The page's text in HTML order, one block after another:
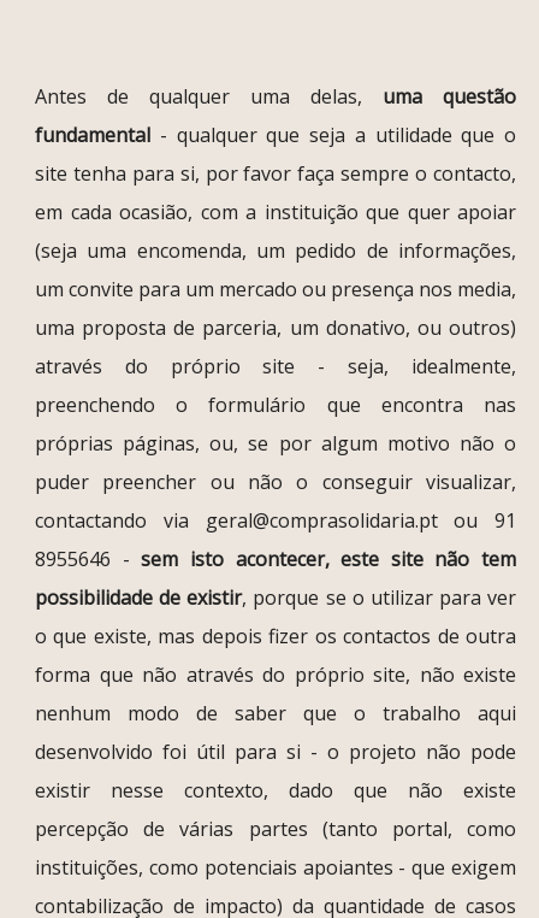
Antes de qualquer uma delas, uma questão
fundamental - qualquer que seja a utilidade que o
site tenha para si, por favor faça sempre o contacto,
em cada ocasião, com a instituição que quer apoiar
(seja uma encomenda, um pedido de informações,
um convite para um mercado ou presença nos media,
uma proposta de parceria, um donativo, ou outros)
através do próprio site - seja, idealmente,
preenchendo o formulário que encontra nas
próprias páginas, ou, se por algum motivo não o
puder preencher ou não o conseguir visualizar,
contactando via geral@comprasolidaria.pt ou 91
8955646 -sem isto acontecer, este site não tem
possibilidade de existir, porque se o utilizar para ver
o que existe, mas depois fizer os contactos de outra
forma que não através do próprio site, não existe
nenhum modo de saber que o trabalho aqui
desenvolvido foi útil para si - o projeto não pode
existir nesse contexto, dado que não existe
percepção de várias partes (tanto portal, como
instituições, como potenciais apoiantes - que exigem
contabilização de impacto) da quantidade de casos